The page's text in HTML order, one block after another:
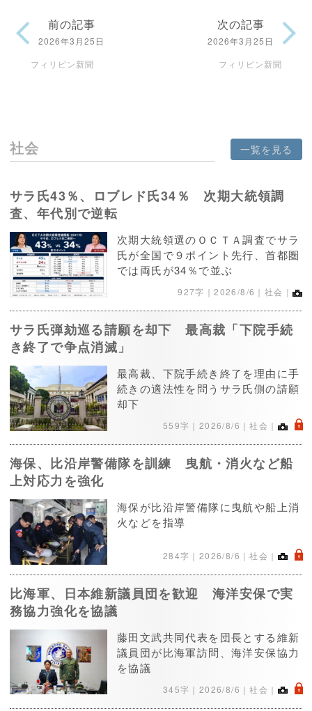
前の記事
2026年3月25日
フィリピン新聞
次の記事
2026年3月25日
フィリピン新聞
社会 一覧を見る
サラ氏43％、ロブレド氏34％ 次期大統領調
査、年代別で逆転
次期大統領選のＯＣＴＡ調査でサラ
氏が全国で９ポイント先行、首都圏
では両氏が34％で並ぶ
927字｜2026/8/6 ｜社会｜
サラ氏弾劾巡る請願を却下 最高裁「下院手続
き終了で争点消滅」
最高裁、下院手続き終了を理由に手
続きの適法性を問うサラ氏側の請願
却下
559字｜ 2026/8/6 ｜社会｜ .
海保、比沿岸警備隊を訓練 曳航・消火など船
上対応力を強化
海保が比沿岸警備隊に曳航や船上消
火などを指導
284字｜ 2026/8/6 ｜社会｜ .
比海軍、日本維新議員団を歓迎 海洋安保で実
務協力強化を協議
藤田文武共同代表を団長とする維新
議員団が比海軍訪問、海洋安保協力
を協議
345字｜ 2026/8/6 ｜社会｜ .